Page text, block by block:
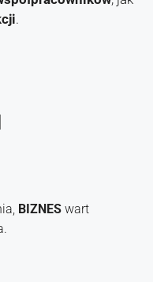
.
BIZNES wart